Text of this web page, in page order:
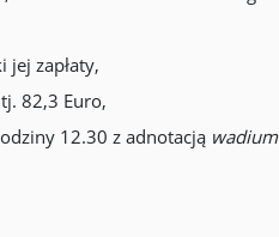
jej zapłaty,
82,3 Euro,
12.30 z adnotacją